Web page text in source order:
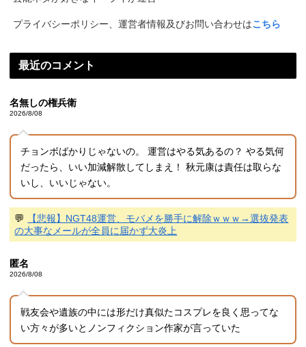
プライバシーポリシー、運営者情報及びお問い合わせはこちら
最近のコメント
名無しの権兵衛
2026/8/08
チョンボばかりじゃないの。 運営はやる気あるの？ やる気何
だったら、いい加減解散してしまえ！ 秋元康は責任は取らな
いし、いいじゃない。
💬
【悲報】NGT48運営、モバメを勝手に解除ｗｗｗ→選抜発表
の大事なメールが全員に届かず大炎上
匿名
2026/8/08
戦友会や遺族の中には形だけ真似たコスプレを良く思ってな
い方々が多いとノンフィクション作家が言っていた